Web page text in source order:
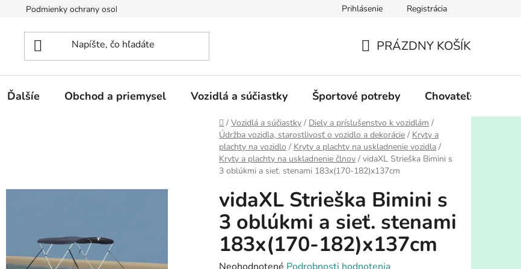
Podmienky ochrany osobných údajov Prihlásenie Registrácia
KOŠÍK
PRÁZDNY KOŠÍK
Ďalšíe Obchod a priemysel Vozidlá a súčiastky Športové potreby Chovateľské
Domov
/ Vozidlá a súčiastky / Diely a príslušenstvo k vozidlám /
Údržba vozidla, starostlivosť o vozidlo a dekorácie / Kryty a
plachty na vozidlo / Kryty a plachty na uskladnenie vozidla /
Kryty a plachty na uskladnenie člnov / vidaXL Strieška Bimini s
3 oblúkmi a sieť. stenami 183x(170-182)x137cm
vidaXL Strieška Bimini s
3 oblúkmi a sieť. stenami
183x(170-182)x137cm
Priemerné
Neohodnotené Podrobnosti hodnotenia